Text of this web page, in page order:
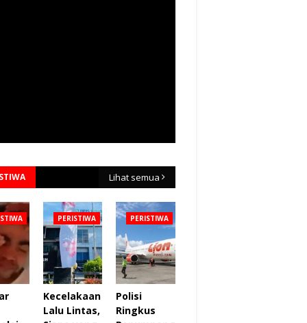
Lihat semua
PERISTIWA
Kecelakaan
Lalu Lintas,
PERISTIWA
Polisi
Ringkus